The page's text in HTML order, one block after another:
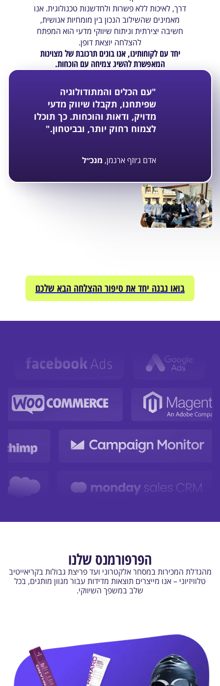
דרך, לאיכות ללא פשרות ולחדשנות טכנולוגית. אנו
מאמינים שהשילוב הנכון בין מומחיות אנושית,
חשיבה יצירתית וניתוח שיווקי מדעי הוא המפתח
להצלחה יוצאת דופן.
יחד עם לקוחותינו, אנו בונים תרכובת של מצוינות
המאפשרת להשיג צמיחה עם הוכחות.
"עם הכלים והמתודולוגיה
שפיתחנו, תקבלו שיווק מדעי
מדויק, ודאות והוכחות. כך תוכלו
לצמוח רחוק יותר, ובביטחון."
אדם ג׳וזף ארגמן, מנכ״ל
בואו נבנה יחד את סיפור ההצלחה הבא שלכם
הפרפורמנס שלנו
מהגדלת המכירות במסחר אלקטרוני ועד פריצת גבולות בקריאייטיב
טלוויזיוני – אנו מייצרים תוצאות מדידות עבור מגוון מותגים, בכל
שלב במשפך השיווקי.